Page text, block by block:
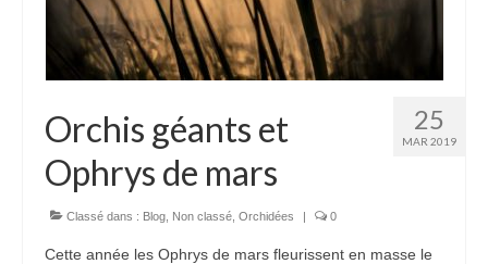
25
MAR 2019
Orchis géants et
Ophrys de mars
Classé dans : Blog Non classé Orchidées | 0
Cette année les Ophrys de mars fleurissent en masse le